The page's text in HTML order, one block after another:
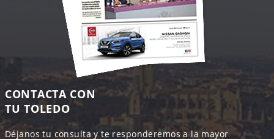
CONTACTA CON
TU TOLEDO
Déjanos tu consulta y te responderemos a la mayor